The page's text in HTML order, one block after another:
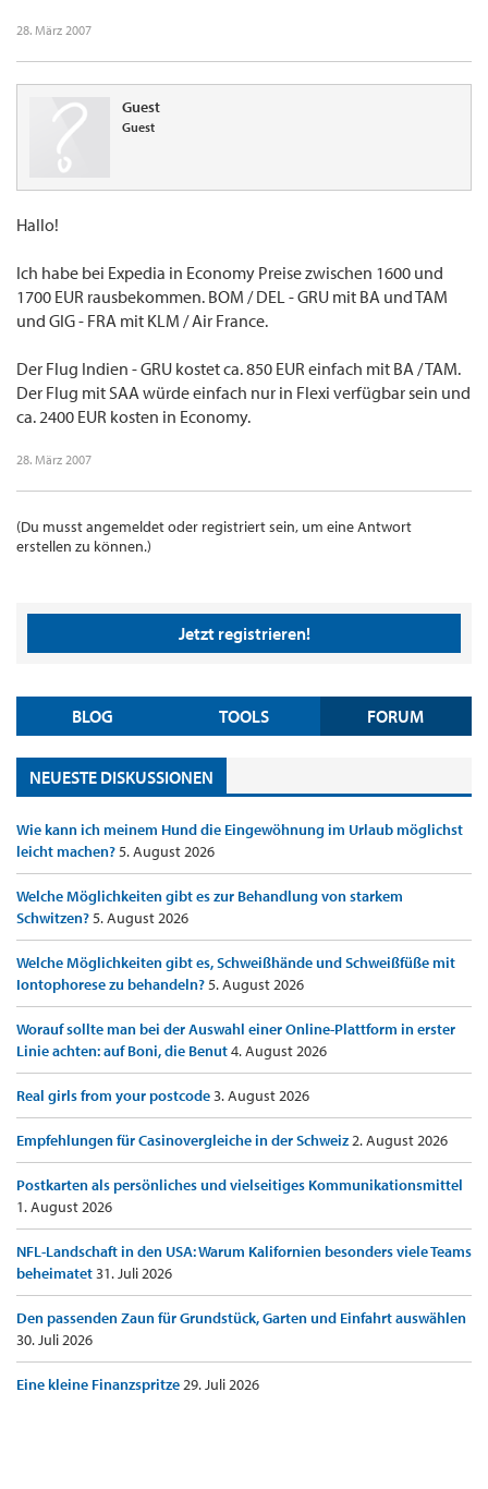
28. März 2007
Guest
Guest
Hallo!
Ich habe bei Expedia in Economy Preise zwischen 1600 und
1700 EUR rausbekommen. BOM / DEL - GRU mit BA und TAM
und GIG - FRA mit KLM / Air France.
Der Flug Indien - GRU kostet ca. 850 EUR einfach mit BA / TAM.
Der Flug mit SAA würde einfach nur in Flexi verfügbar sein und
ca. 2400 EUR kosten in Economy.
28. März 2007
(Du musst angemeldet oder registriert sein, um eine Antwort
erstellen zu können.)
Jetzt registrieren!
BLOG TOOLS FORUM
NEUESTE DISKUSSIONEN
Wie kann ich meinem Hund die Eingewöhnung im Urlaub möglichst
leicht machen?5. August 2026
Welche Möglichkeiten gibt es zur Behandlung von starkem
Schwitzen?5. August 2026
Welche Möglichkeiten gibt es, Schweißhände und Schweißfüße mit
Iontophorese zu behandeln?5. August 2026
Worauf sollte man bei der Auswahl einer Online-Plattform in erster
Linie achten: auf Boni, die Benut4. August 2026
Real girls from your postcode3. August 2026
Empfehlungen für Casinovergleiche in der Schweiz2. August 2026
Postkarten als persönliches und vielseitiges Kommunikationsmittel
1. August 2026
NFL-Landschaft in den USA: Warum Kalifornien besonders viele Teams
beheimatet31. Juli 2026
Den passenden Zaun für Grundstück, Garten und Einfahrt auswählen
30. Juli 2026
Eine kleine Finanzspritze29. Juli 2026